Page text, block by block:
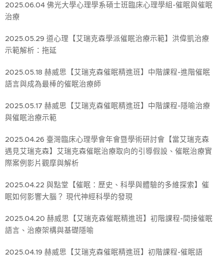
2025.06.04 佛光大學心理學系碩士班臨床心理學組-催眠與催眠
治療
2025.05.29 道心理【艾瑞克森學派催眠治療示範】洪偉凱治療
示範解析：拖延
2025.05.18 赫威思【艾瑞克森催眠精進班】中階課程-進階催眠
語言與成為最棒的催眠治療師
2025.05.17 赫威思【艾瑞克森催眠精進班】中階課程-隱喻治療
與催眠治療示範
2025.04.26 臺灣臨床心理學會年會暨學術研討會【當艾瑞克森
遇見艾瑞克森】艾瑞克森催眠治療取向的引導假設、催眠治療實
際案例影片觀摩與解析
2025.04.22 與點堂【催眠：歷史、科學與體驗的多維探索】催
眠如何影響大腦？ 現代神經科學的發現
2025.04.20 赫威思【艾瑞克森催眠精進班】初階課程-間接催眠
語言、治療架構與基礎隱喻
2025.04.19 赫威思【艾瑞克森催眠精進班】初階課程-催眠語